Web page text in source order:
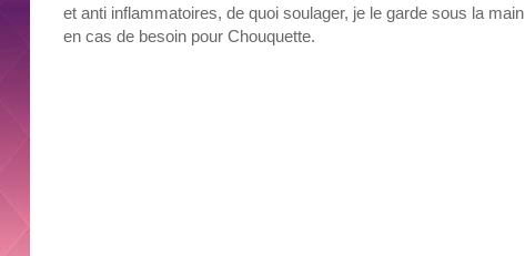
et anti inflammatoires, de quoi soulager, je le garde sous la main
en cas de besoin pour Chouquette.